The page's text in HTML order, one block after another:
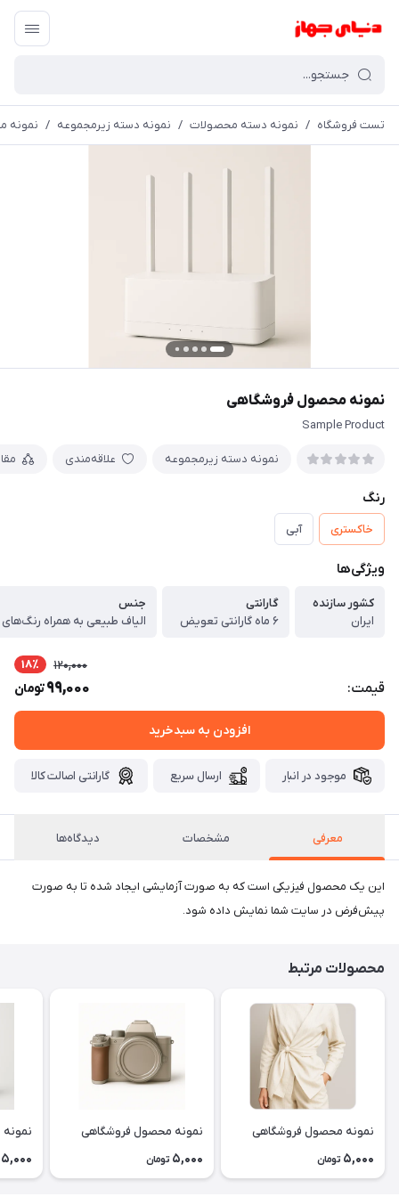
تست فروشگاه / نمونه دسته محصولات / نمونه دسته زیرمجموعه / نمونه
نمونه محصول فروشگاهی
Sample Product
نمونه دسته زیرمجموعه علاقه‌مندی
رنگ
خاکستری آبی
ویژگی‌ها
کشور سازنده
ایران
گارانتی
۶ ماه گارانتی تعویض
جنس
الیاف طبیعی به همراه
قیمت:
120,000 18٪
99,000تومان
افزودن به سبدخرید
موجود در انبار ارسال سریع گارانتی اصالت کالا
معرفی مشخصات دیدگاه‌ها
این یک محصول فیزیکی است که به صورت آزمایشی ایجاد شده تا به صورت
پیش‌فرض در سایت شما نمایش داده شود.
محصولات مرتبط
نمونه محصول فروشگاهی
5,000 تومان
نمونه محصول فروشگاهی
5,000 تومان 5,000